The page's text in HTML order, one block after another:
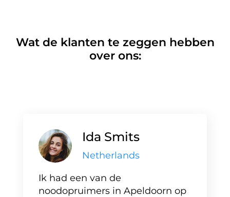
Wat de klanten te zeggen hebben
over ons:
Ida Smits
Netherlands
Ik had een van de
noodopruimers in Apeldoorn op